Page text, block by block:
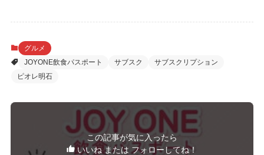
グルメ
JOYONE飲食パスポート
サブスク
サブスクリプション
ピオレ明石
この記事が気に入ったら
いいね または フォローしてね！